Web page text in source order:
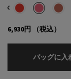
色を選択してください
済み
カフェ のカラー プラダ
選択済み
R68 チェリー のカラ
選択済み
P75 チューリ
選択
P71
6,930円 （税込）
バッグに入